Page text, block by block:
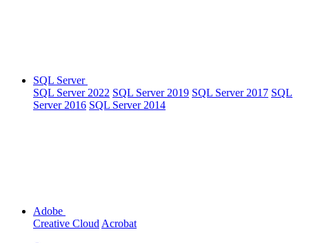
SQL Server
SQL Server 2022 SQL Server 2019 SQL Server 2017 SQL
Server 2016 SQL Server 2014
Adobe
Creative Cloud Acrobat